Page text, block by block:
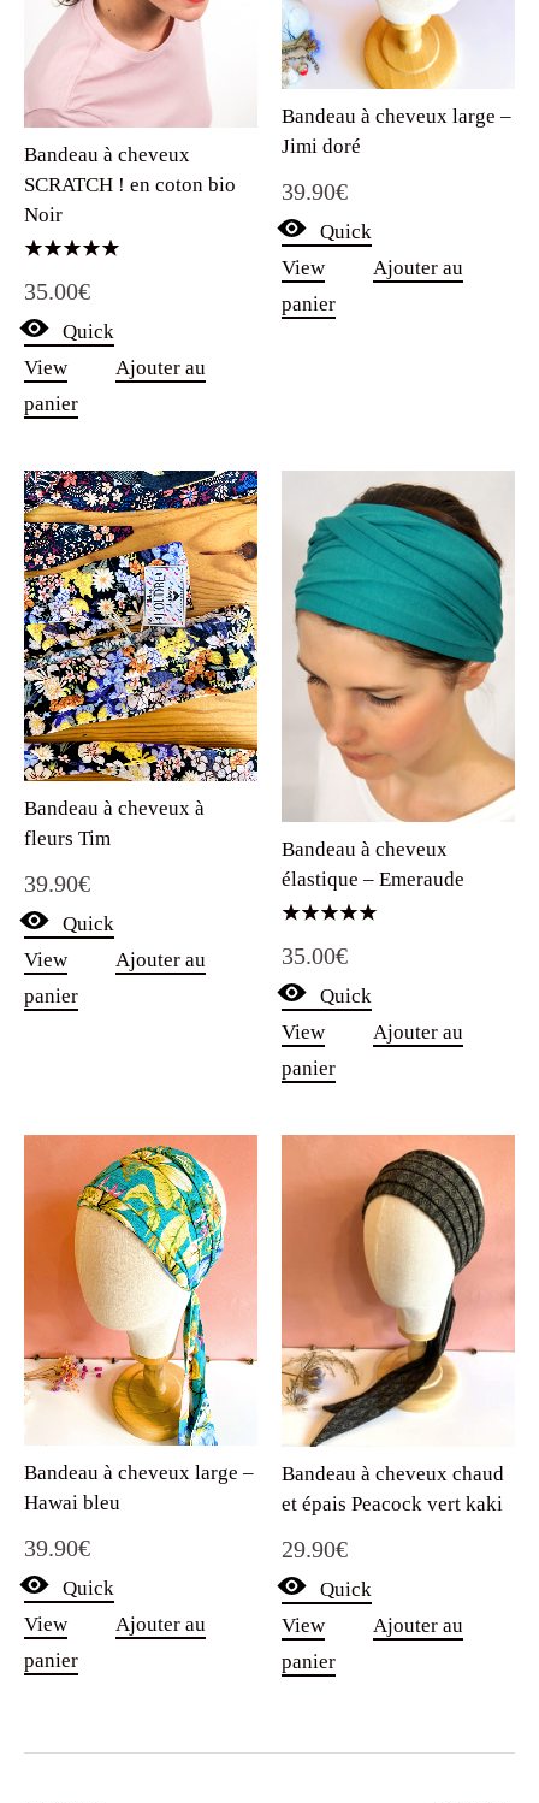
Bandeau à cheveux
SCRATCH ! en coton bio
Noir
5.00
sur 5
35.00€
Quick
View
Ajouter au
panier
Bandeau à cheveux large –
Jimi doré
39.90€
Quick
View
Ajouter au
panier
Bandeau à cheveux à
fleurs Tim
39.90€
Quick
View
Ajouter au
panier
Bandeau à cheveux
élastique – Emeraude
5.00
sur 5
35.00€
Quick
View
Ajouter au
panier
Bandeau à cheveux large –
Hawai bleu
39.90€
Quick
View
Ajouter au
panier
Bandeau à cheveux chaud
et épais Peacock vert kaki
29.90€
Quick
View
Ajouter au
panier